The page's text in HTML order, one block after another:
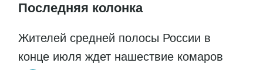
Последняя колонка
Жителей средней полосы России в
конце июля ждет нашествие комаров